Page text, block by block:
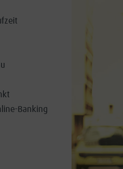
Banking